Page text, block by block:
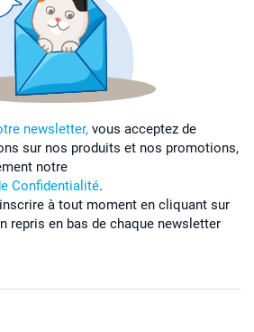
newsletter, vous acceptez de
sur nos produits et nos promotions,
notre
Confidentialité.
à tout moment en cliquant sur
repris en bas de chaque newsletter